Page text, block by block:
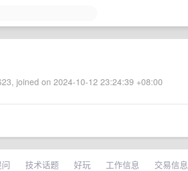
joined on 2024-10-12 23:24:39 +08:00
技术话题 好玩 工作信息 交易信息